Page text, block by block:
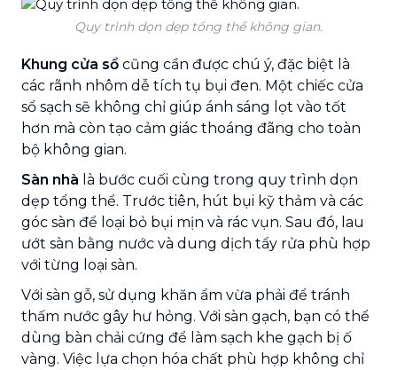
Quy trình dọn dẹp tổng thể không gian.
Khung cửa sổ cũng cần được chú ý, đặc biệt là
các rãnh nhôm dễ tích tụ bụi đen. Một chiếc cửa
sổ sạch sẽ không chỉ giúp ánh sáng lọt vào tốt
hơn mà còn tạo cảm giác thoáng đãng cho toàn
bộ không gian.
Sàn nhà là bước cuối cùng trong quy trình dọn
dẹp tổng thể. Trước tiên, hút bụi kỹ thảm và các
góc sàn để loại bỏ bụi mịn và rác vụn. Sau đó, lau
ướt sàn bằng nước và dung dịch tẩy rửa phù hợp
với từng loại sàn.
Với sàn gỗ, sử dụng khăn ẩm vừa phải để tránh
thấm nước gây hư hỏng. Với sàn gạch, bạn có thể
dùng bàn chải cứng để làm sạch khe gạch bị ố
vàng. Việc lựa chọn hóa chất phù hợp không chỉ